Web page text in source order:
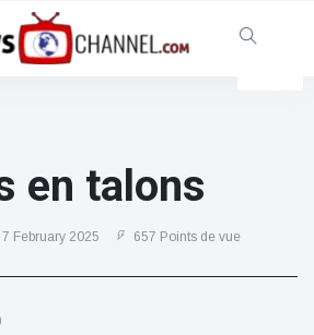
(81)
(13938)
(122)
en talons
7 February 2025 657 Points de vue